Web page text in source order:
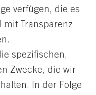
verfügen, die es
mit Transparenz
spezifischen,
Zwecke, die wir
In der Folge